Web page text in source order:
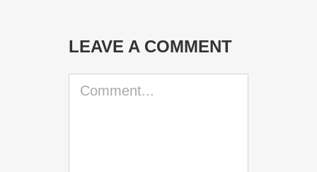
LEAVE A COMMENT
Comment